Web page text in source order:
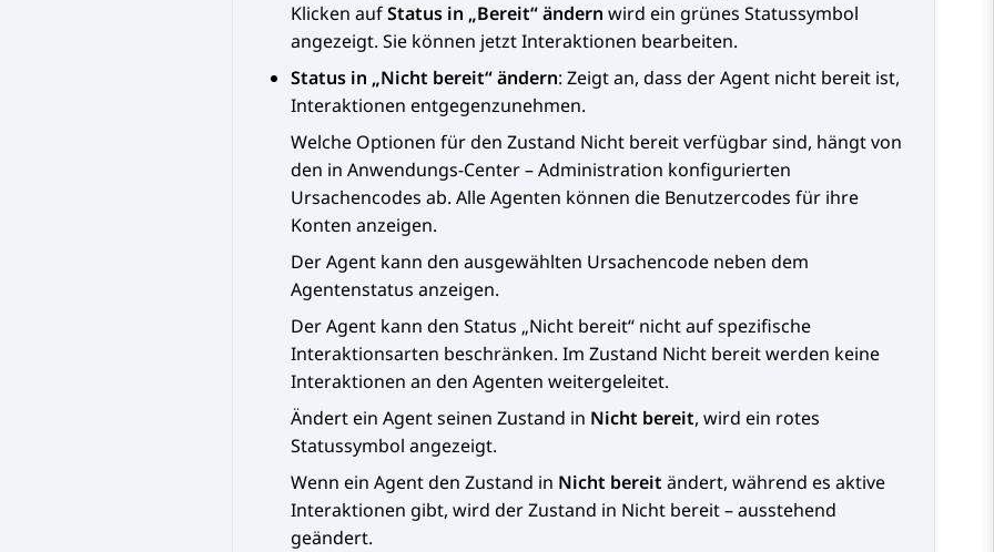
Klicken aufStatus in „Bereit“ ändern wird ein grünes Statussymbol
angezeigt. Sie können jetzt Interaktionen bearbeiten.
Status in „Nicht bereit“ ändern: Zeigt an, dass der Agent nicht bereit ist,
Interaktionen entgegenzunehmen.
Welche Optionen für den Zustand Nicht bereitverfügbar sind, hängt von
den in Anwendungs-Center – Administration konfigurierten
Ursachencodes ab. Alle Agenten können die Benutzercodes für ihre
Konten anzeigen.
Der Agent kann den ausgewählten Ursachencode neben dem
Agentenstatus anzeigen.
Der Agent kann den Status „Nicht bereit“ nicht auf spezifische
Interaktionsarten beschränken. Im Zustand Nicht bereitwerden keine
Interaktionen an den Agenten weitergeleitet.
Ändert ein Agent seinen Zustand in Nicht bereit, wird ein rotes
Statussymbol angezeigt.
Wenn ein Agent den Zustand in Nicht bereit ändert, während es aktive
Interaktionen gibt, wird der Zustand in Nicht bereit – ausstehend
geändert.